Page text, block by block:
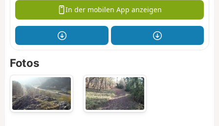
In der mobilen App anzeigen
Fotos